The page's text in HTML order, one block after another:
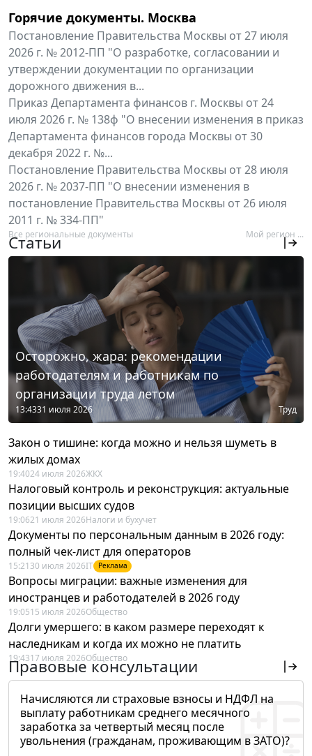
Горячие документы. Москва
Постановление Правительства Москвы от 27 июля
2026 г. № 2012-ПП "О разработке, согласовании и
утверждении документации по организации
дорожного движения в...
Приказ Департамента финансов г. Москвы от 24
июля 2026 г. № 138ф "О внесении изменения в приказ
Департамента финансов города Москвы от 30
декабря 2022 г. №...
Постановление Правительства Москвы от 28 июля
2026 г. № 2037-ПП "О внесении изменения в
постановление Правительства Москвы от 26 июля
2011 г. № 334-ПП"
Все региональные документы Мой регион ...
Статьи
Осторожно, жара: рекомендации
работодателям и работникам по
организации труда летом
13:4331 июля 2026 Труд
Закон о тишине: когда можно и нельзя шуметь в
жилых домах
19:4024 июля 2026ЖКХ
Налоговый контроль и реконструкция: актуальные
позиции высших судов
19:0621 июля 2026Налоги и бухучет
Документы по персональным данным в 2026 году:
полный чек-лист для операторов
15:21 30 июля 2026IT Реклама
Вопросы миграции: важные изменения для
иностранцев и работодателей в 2026 году
19:0515 июля 2026Общество
Долги умершего: в каком размере переходят к
наследникам и когда их можно не платить
19:4317 июля 2026Общество
Правовые консультации
Начисляются ли страховые взносы и НДФЛ на
выплату работникам среднего месячного
заработка за четвертый месяц после
увольнения (гражданам, проживающим в ЗАТО)?